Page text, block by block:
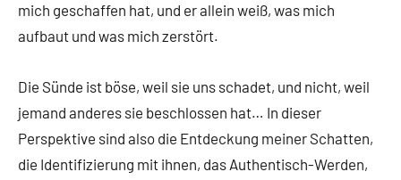
mich geschaffen hat, und er allein weiß, was mich
aufbaut und was mich zerstört.
Die Sünde ist böse, weil sie uns schadet, und nicht, weil
jemand anderes sie beschlossen hat… In dieser
Perspektive sind also die Entdeckung meiner Schatten,
die Identifizierung mit ihnen, das Authentisch-Werden,